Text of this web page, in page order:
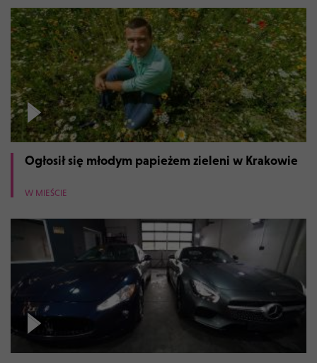
Ogłosił się młodym papieżem zieleni w Krakowie
W MIEŚCIE